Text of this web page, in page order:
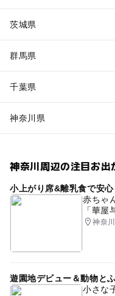
茨城県
群馬県
千葉県
神奈川県
神奈川周辺の注目お出
小上がり席&離乳食で安
赤ちゃ
「華屋
神奈
遊園地デビュー＆動物と
小さな